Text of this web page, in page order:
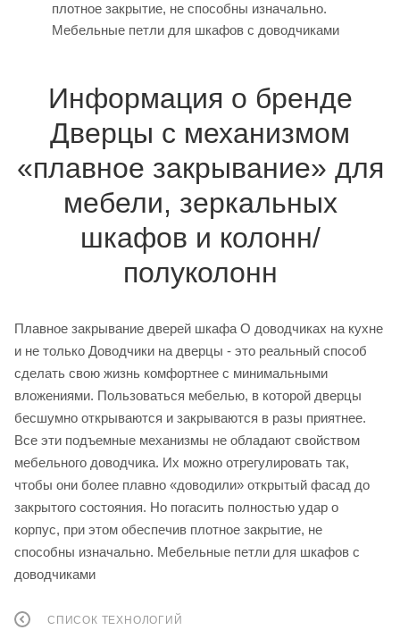
плотное закрытие, не способны изначально.
Мебельные петли для шкафов с доводчиками
Информация о бренде
Дверцы с механизмом
«плавное закрывание» для
мебели, зеркальных
шкафов и колонн/
полуколонн
Плавное закрывание дверей шкафа О доводчиках на кухне
и не только Доводчики на дверцы - это реальный способ
сделать свою жизнь комфортнее с минимальными
вложениями. Пользоваться мебелью, в которой дверцы
бесшумно открываются и закрываются в разы приятнее.
Все эти подъемные механизмы не обладают свойством
мебельного доводчика. Их можно отрегулировать так,
чтобы они более плавно «доводили» открытый фасад до
закрытого состояния. Но погасить полностью удар о
корпус, при этом обеспечив плотное закрытие, не
способны изначально. Мебельные петли для шкафов с
доводчиками
СПИСОК ТЕХНОЛОГИЙ